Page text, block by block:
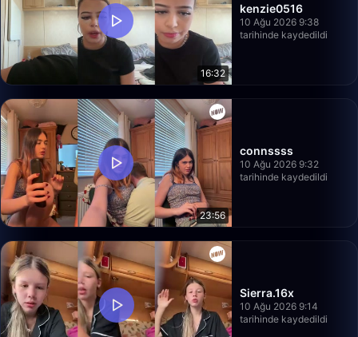
16:32
kenzie0516
10 Ağu 2026 9:38
tarihinde kaydedildi
23:56
connssss
10 Ağu 2026 9:32
tarihinde kaydedildi
Sierra.16x
10 Ağu 2026 9:14
tarihinde kaydedildi